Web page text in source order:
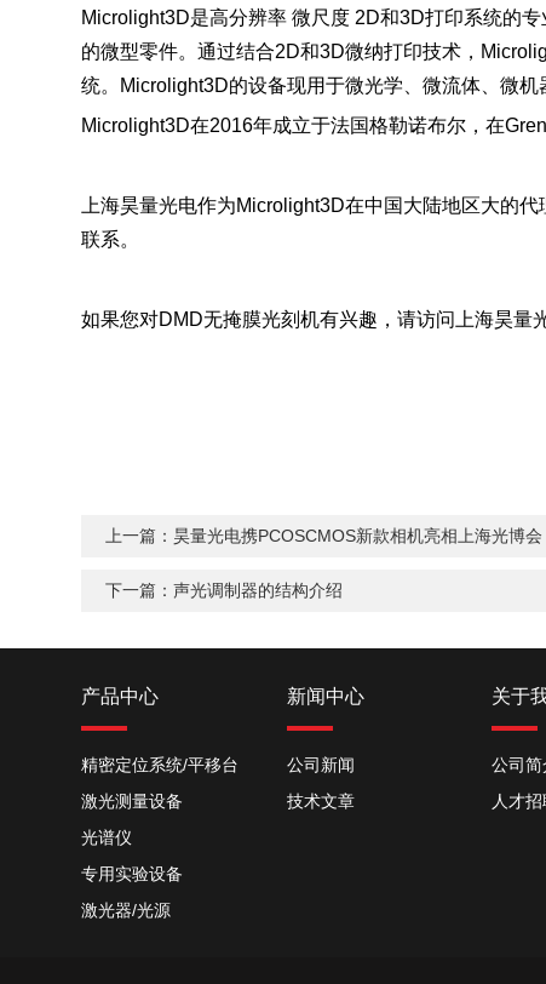
Microlight3D是高分辨率 微尺度 2D和3D打印系统的
的微型零件。通过结合2D和3D微纳打印技术，
统。Microlight3D的设备现用于微光学、微流体、微机
Microlight3D在2016年成立于法国格勒诺布尔，在
上海昊量光电作为Microlight3D在中国大陆地区大的
联系。
如果您对DMD无掩膜光刻机有兴趣，请访问上海昊量
上一篇： 昊量光电携PCOSCMOS新款相机亮相上海光博会
下一篇：声光调制器的结构介绍
产品中心
精密定位系统/平移台
激光测量设备
光谱仪
专用实验设备
激光器/光源
新闻中心
公司新闻
技术文章
关于
公司简
人才